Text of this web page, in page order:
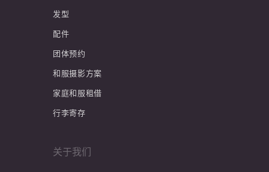
发型
配件
团体预约
和服摄影方案
家庭和服租借
行李寄存
关于我们